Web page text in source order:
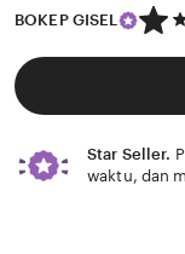
BOKEP GISEL
5
out
of
Star Seller.
waktu, dan